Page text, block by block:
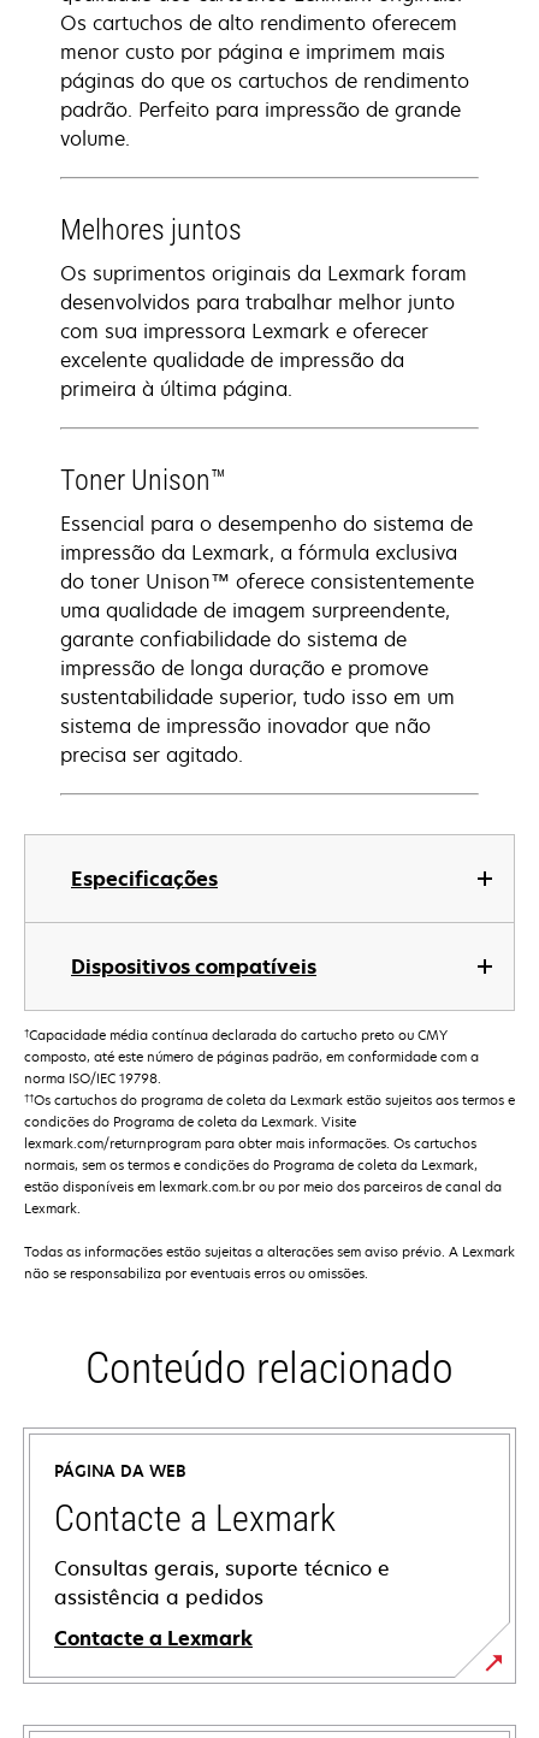
Especificações
Dispositivos compatíveis
Os cartuchos de alto rendimento oferecem
menor custo por página e imprimem mais
páginas do que os cartuchos de rendimento
padrão. Perfeito para impressão de grande
volume.
Melhores juntos
Os suprimentos originais da Lexmark foram
desenvolvidos para trabalhar melhor junto
com sua impressora Lexmark e oferecer
excelente qualidade de impressão da
primeira à última página.
Toner Unison™
Essencial para o desempenho do sistema de
impressão da Lexmark, a fórmula exclusiva
do toner Unison™ oferece consistentemente
uma qualidade de imagem surpreendente,
garante confiabilidade do sistema de
impressão de longa duração e promove
sustentabilidade superior, tudo isso em um
sistema de impressão inovador que não
precisa ser agitado.
†Capacidade média contínua declarada do cartucho preto ou CMY
composto, até este número de páginas padrão, em conformidade com a
norma ISO/IEC 19798.
††Os cartuchos do programa de coleta da Lexmark estão sujeitos aos termos e
condições do Programa de coleta da Lexmark. Visite
lexmark.com/returnprogram para obter mais informações. Os cartuchos
normais, sem os termos e condições do Programa de coleta da Lexmark,
estão disponíveis em lexmark.com.br ou por meio dos parceiros de canal da
Lexmark.
Todas as informações estão sujeitas a alterações sem aviso prévio. A Lexmark
não se responsabiliza por eventuais erros ou omissões.
Conteúdo relacionado
PÁGINA DA WEB
Contacte a Lexmark
Consultas gerais, suporte técnico e
assistência a pedidos
Contacte a Lexmark